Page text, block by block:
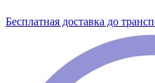
Бесплатная доставка до